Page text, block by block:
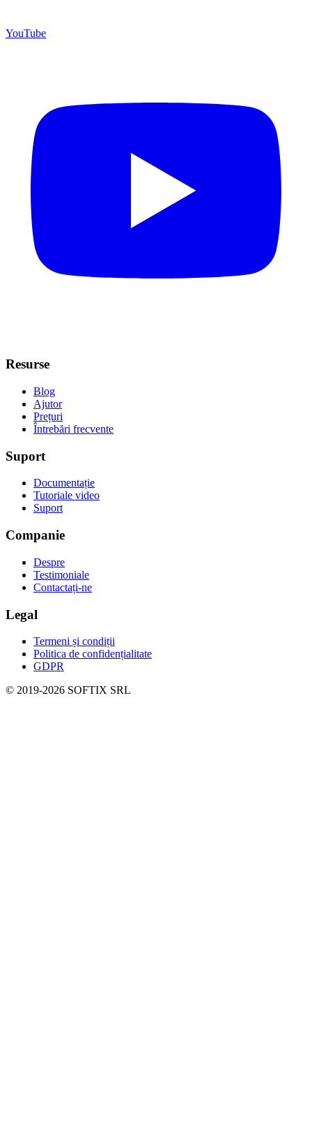
YouTube
Resurse
Blog
Ajutor
Prețuri
Întrebări frecvente
Suport
Documentație
Tutoriale video
Suport
Companie
Despre
Testimoniale
Contactați-ne
Legal
Termeni și condiții
Politica de confidențialitate
GDPR
© 2019-2026 SOFTIX SRL